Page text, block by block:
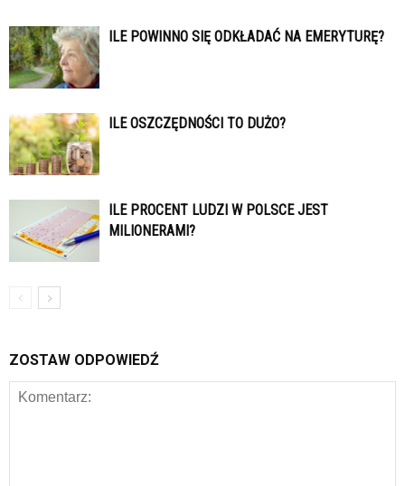
ILE POWINNO SIĘ ODKŁADAĆ NA EMERYTURĘ?
ILE OSZCZĘDNOŚCI TO DUŻO?
ILE PROCENT LUDZI W POLSCE JEST
MILIONERAMI?
ZOSTAW ODPOWIEDŹ